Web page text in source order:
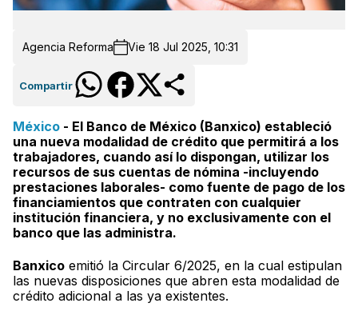
Agencia Reforma Vie 18 Jul 2025, 10:31
Compartir
México - El Banco de México (Banxico) estableció
una nueva modalidad de crédito que permitirá a los
trabajadores, cuando así lo dispongan, utilizar los
recursos de sus cuentas de nómina -incluyendo
prestaciones laborales- como fuente de pago de los
financiamientos que contraten con cualquier
institución financiera, y no exclusivamente con el
banco que las administra.
Banxico emitió la Circular 6/2025, en la cual estipulan
las nuevas disposiciones que abren esta modalidad de
crédito adicional a las ya existentes.